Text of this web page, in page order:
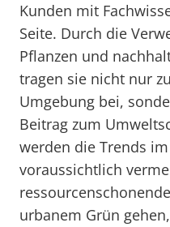
Kunden mit
Seite. Durch die
Pflanzen und
tragen sie nicht nur
Umgebung bei,
Beitrag zum
werden die Trends
voraussichtlich
urbanem Grün